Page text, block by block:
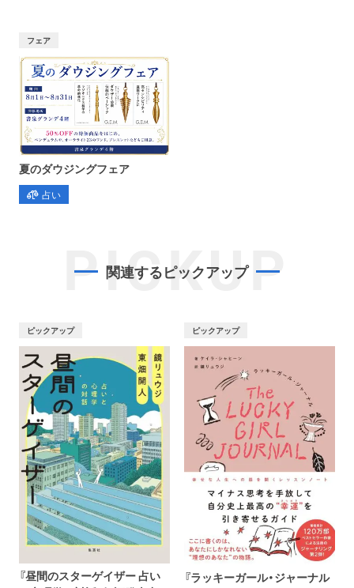
フェア
夏のダウジングフェア
占い
PICKUP
関連するピックアップ
ピックアップ
『昼間のスターゲイザー 占い
ピックアップ
『ラッキーガール・ジャーナル